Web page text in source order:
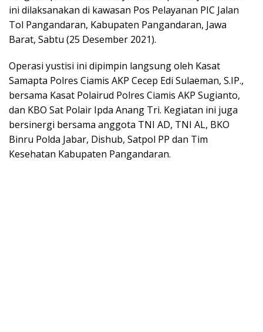
ini dilaksanakan di kawasan Pos Pelayanan PIC Jalan
Tol Pangandaran, Kabupaten Pangandaran, Jawa
Barat, Sabtu (25 Desember 2021).
Operasi yustisi ini dipimpin langsung oleh Kasat
Samapta Polres Ciamis AKP Cecep Edi Sulaeman, S.IP.,
bersama Kasat Polairud Polres Ciamis AKP Sugianto,
dan KBO Sat Polair Ipda Anang Tri. Kegiatan ini juga
bersinergi bersama anggota TNI AD, TNI AL, BKO
Binru Polda Jabar, Dishub, Satpol PP dan Tim
Kesehatan Kabupaten Pangandaran.